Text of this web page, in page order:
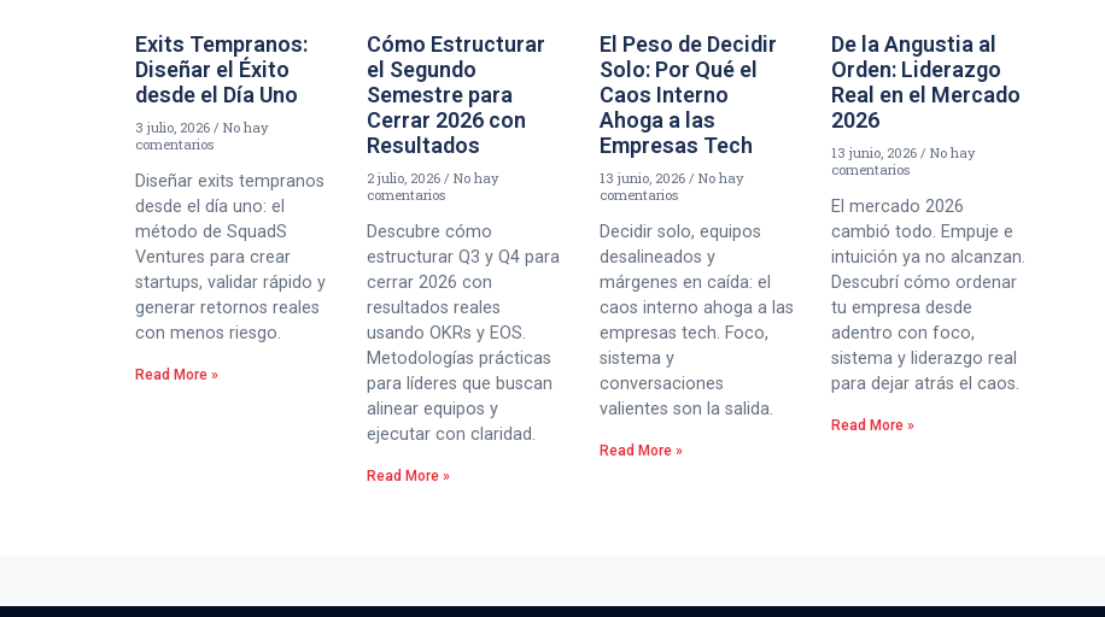
Exits Tempranos:
Diseñar el Éxito
desde el Día Uno
3 julio, 2026
No hay
comentarios
Diseñar exits tempranos
desde el día uno: el
método de SquadS
Ventures para crear
startups, validar rápido y
generar retornos reales
con menos riesgo.
Read More »
Cómo Estructurar
el Segundo
Semestre para
Cerrar 2026 con
Resultados
2 julio, 2026 No hay
comentarios
Descubre cómo
estructurar Q3 y Q4 para
cerrar 2026 con
resultados reales
usando OKRs y EOS.
Metodologías prácticas
para líderes que buscan
alinear equipos y
ejecutar con claridad.
Read More »
El Peso de Decidir
Solo: Por Qué el
Caos Interno
Ahoga a las
Empresas Tech
13 junio, 2026
No hay
comentarios
Decidir solo, equipos
desalineados y
márgenes en caída: el
caos interno ahoga a las
empresas tech. Foco,
sistema y
conversaciones
valientes son la salida.
Read More »
De la Angustia al
Orden: Liderazgo
Real en el Mercado
2026
13 junio, 2026 No hay
comentarios
El mercado 2026
cambió todo. Empuje e
intuición ya no alcanzan.
Descubrí cómo ordenar
tu empresa desde
adentro con foco,
sistema y liderazgo real
para dejar atrás el caos.
Read More »